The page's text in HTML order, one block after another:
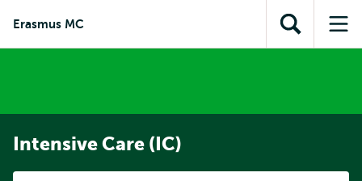
inhoud
Direct naar
subnavigatie
Erasmus MC
Toon
zoekveld
Intensive Care (IC)